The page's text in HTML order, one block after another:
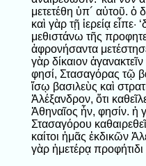
μετετέθη ὑπ´ αὐτοῦ. ὁ
καὶ γὰρ τῇ ἱερείᾳ εἶπε·
μεθιστάνω τῆς
ἀφρονήσαντα
γὰρ δίκαιον
φησί, Στασαγόρας τῷ
ἴσῳ βασιλεὺς καὶ
Ἀλέξανδρον, ὅτι
Ἀθηναῖος ἦν, φησίν. ἡ
Στασαγόρου
καίτοι ἡμᾶς ἐκδικῶν
γὰρ ἡμετέρᾳ